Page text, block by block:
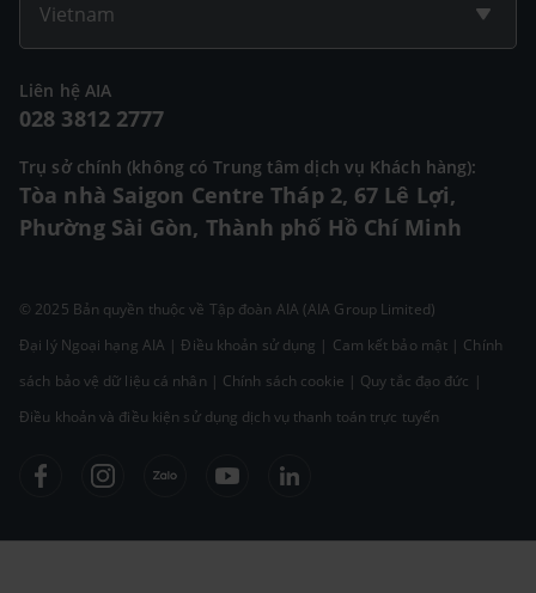
Vietnam
Liên hệ AIA
028 3812 2777
Trụ sở chính (không có Trung tâm dịch vụ Khách hàng):
Tòa nhà Saigon Centre Tháp 2, 67 Lê Lợi,
Phường Sài Gòn, Thành phố Hồ Chí Minh
© 2025 Bản quyền thuộc về Tập đoàn AIA (AIA Group Limited)
Đại lý Ngoại hạng AIA |Điều khoản sử dụng | Cam kết bảo mật | Chính
sách bảo vệ dữ liệu cá nhân | Chính sách cookie | Quy tắc đạo đức |
Điều khoản và điều kiện sử dụng dịch vụ thanh toán trực tuyến